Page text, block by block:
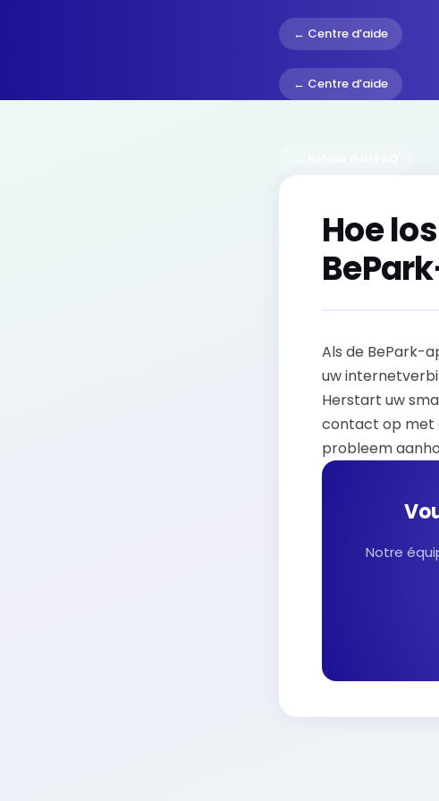
← Centre d’aide
← Centre d’aide
Hoe
Als de BePark-
uw
Herstart uw
contact op met
probleem
Notre